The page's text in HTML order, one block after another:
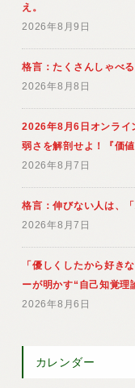
え。
2026年8月9日
格言：たくさんしゃべ
2026年8月8日
2026年8月6日オンライ
弱さを解剖せよ！『価
2026年8月7日
格言：伸びない人は、
2026年8月7日
「優しくしたから好き
ーが明かす“自己知覚理
2026年8月6日
カレンダー